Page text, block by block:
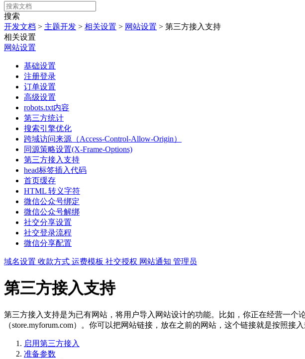
搜索
开发文档 > 主题开发 > 相关设置 > 网站设置 > 第三方接入支持
相关设置
网站设置
基础设置
注册登录
订单设置
高级设置
robots.txt内容
第三方统计
搜索引擎优化
跨域访问来源（Access-Control-Allow-Origin）
同源策略设置(X-Frame-Options)
第三方接入支持
head标签插入代码
首页缓存
HTML 转义字符
微信公众号绑定
微信公众号解绑
社交分享设置
社交登录流程
微信分享配置
域名设置 收款方式 运费模板 社交授权 网站通知 管理员
第三方接入支持
第三方接入支持是为已有网站，将用户导入网站设计的功能。比如，你正在经营一
（store.myforum.com）。你可以把网站链接，放在之前的网站，这个链接就是按照
启用第三方接入
准备参数